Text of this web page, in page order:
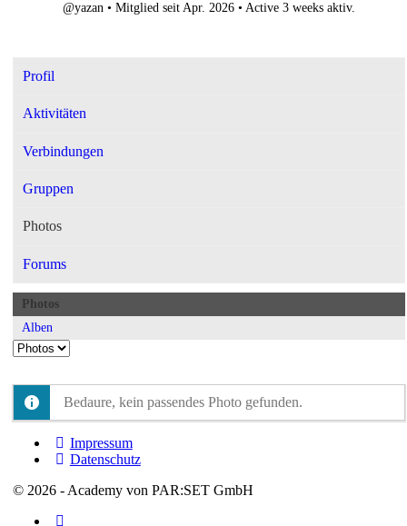
@yazan • Mitglied seit Apr. 2026• Active 3 weeks aktiv.
Profil
Aktivitäten
Verbindungen
Gruppen
Photos
Forums
Photos
Alben
Bedaure, kein passendes Photo gefunden.
Impressum
Datenschutz
© 2026 - Academy von PAR:SET GmbH